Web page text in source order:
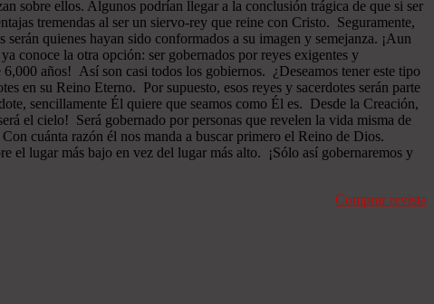
sobre ellos. Algunos podrían llegar a la conclusión trágica de que si ser
tremendas al ser un siervo-rey que reine con Cristo. Seguramente,
quienes hayan sido conformados a su imagen y semejanza. ¡Aun
conoce la otra opción: ser gobernados por reyes exigentes y
años! Así son casi todos los gobiernos. ¿Deseamos tener este tipo
en su Reino Eterno. Por supuesto, esos reyes y sacerdotes serán parte
sencillamente Él quiere que seamos como Él es. Desde la Creación,
el cielo! Será gobernado por personas que revelen la vida misma de
cuánta razón él nos manda a buscar primero el Reino de Dios.
el lugar más bajo en vez del lugar más alto. ¡Sólo así gobernaremos y
Comprar revista